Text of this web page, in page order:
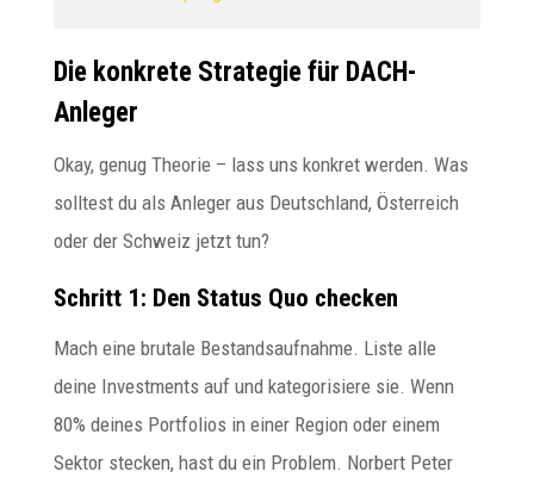
Die konkrete Strategie für DACH-
Anleger
Okay, genug Theorie – lass uns konkret werden. Was
solltest du als Anleger aus Deutschland, Österreich
oder der Schweiz jetzt tun?
Schritt 1: Den Status Quo checken
Mach eine brutale Bestandsaufnahme. Liste alle
deine Investments auf und kategorisiere sie. Wenn
80% deines Portfolios in einer Region oder einem
Sektor stecken, hast du ein Problem. Norbert Peter